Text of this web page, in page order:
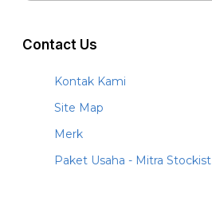
Contact Us
Kontak Kami
Site Map
Merk
Paket Usaha - Mitra Stockist